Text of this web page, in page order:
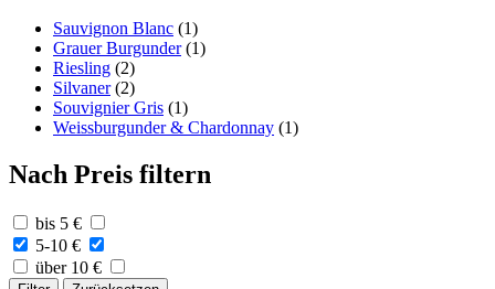
Sauvignon Blanc (1)
Grauer Burgunder (1)
Riesling (2)
Silvaner (2)
Souvignier Gris (1)
Weissburgunder & Chardonnay (1)
Nach Preis filtern
bis 5 €
5-10 €
über 10 €